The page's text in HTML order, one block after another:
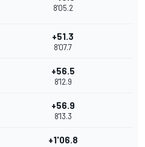
8'05.2
+51.3
8'07.7
+56.5
8'12.9
+56.9
8'13.3
+1'06.8